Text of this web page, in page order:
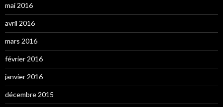
mai 2016
avril 2016
mars 2016
février 2016
janvier 2016
décembre 2015